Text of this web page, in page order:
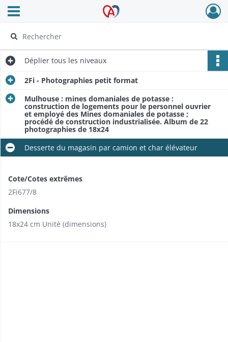
Archives Alsace - Colmar
Ouvrir le menu déroulant
Déplier tous les niveaux
2Fi - Photographies petit format
Mulhouse : mines domaniales de potasse :
construction de logements pour le personnel ouvrier
et employé des Mines domaniales de potasse ;
procédé de construction industrialisée. Album de 22
photographies de 18x24
Desserte du magasin par camion et char élévateur
Cote/Cotes extrêmes
2Fi677/8
Dimensions
18x24 cm Unité (dimensions)